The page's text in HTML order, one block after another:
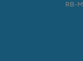
RB-